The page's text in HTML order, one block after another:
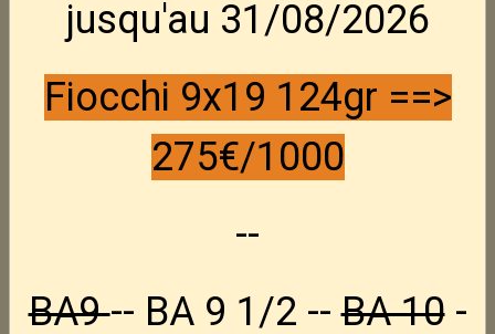
Hausse pour P09 &
Shadow
Hauuse réglable pour Pistolet CZ P09 Kadet , Shadow & Shadow 2
État du produit :Neuf
jusqu'au 31/08/2026
Fiocchi 9x19 124gr ==>
275€/1000
--
BA9-- BA 9 1/2 --BA 10-